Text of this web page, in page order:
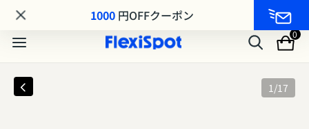
MA8シリーズ MAKUAKE先行発売｜最大25%OFF
0
1/17
1000 円OFFクーポン